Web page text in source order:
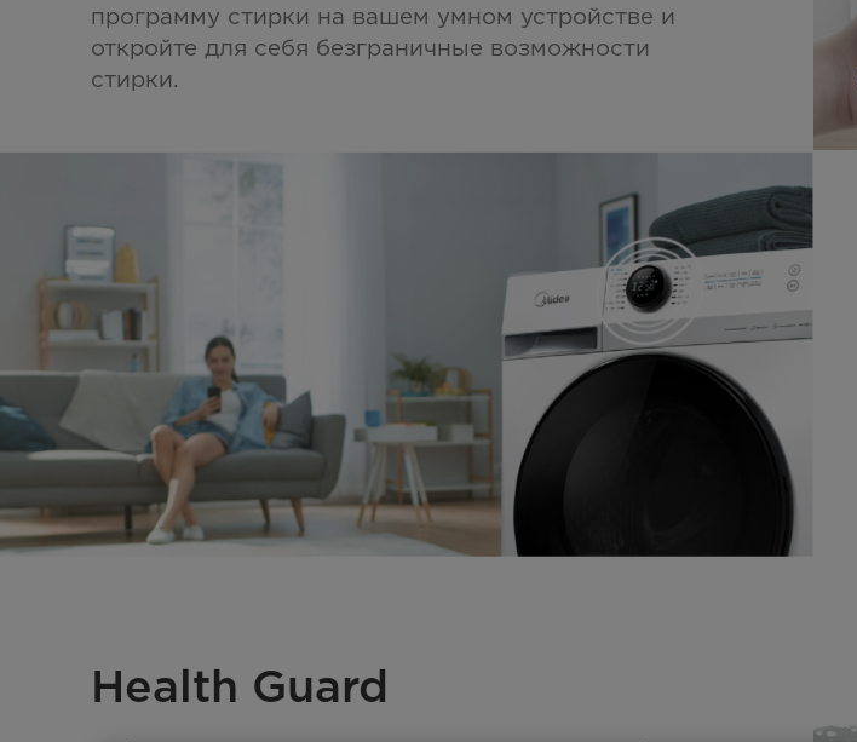
программу стирки на вашем умном устройстве и
откройте для себя безграничные возможности
стирки.
Health Guard